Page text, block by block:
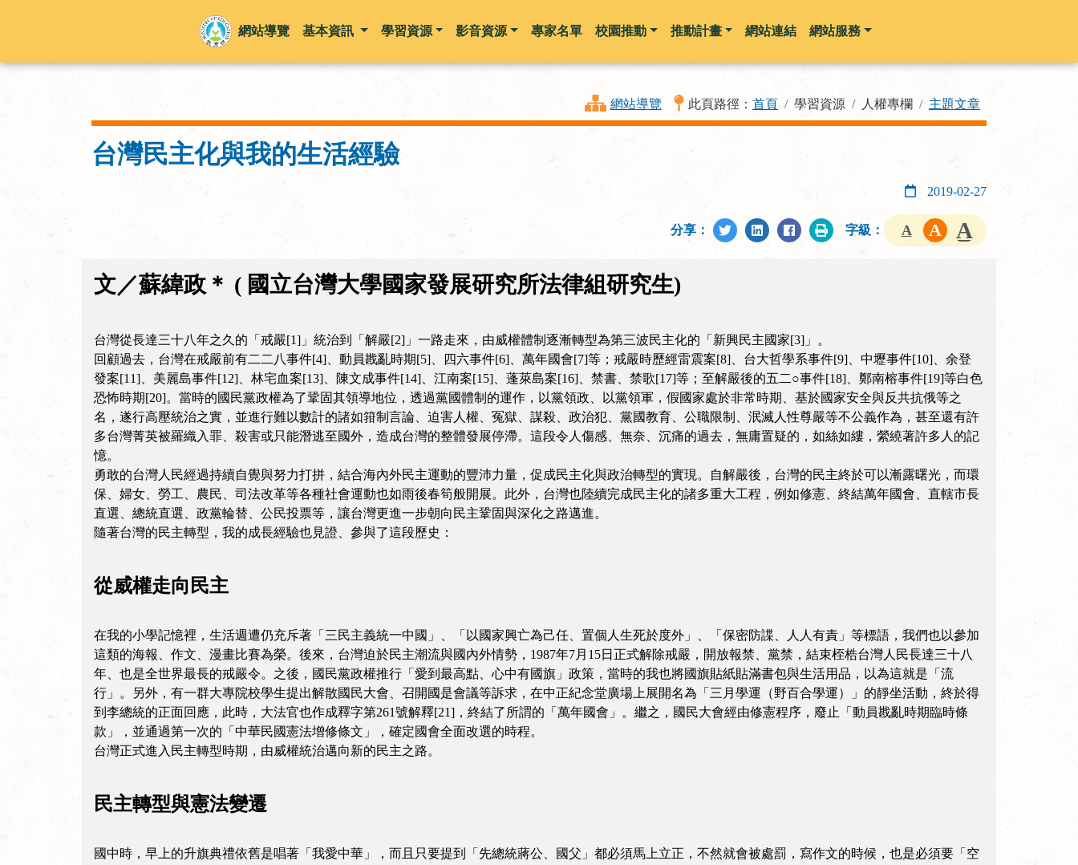
跳到主要內容
網站導覽 基本資訊 學習資源 影音資源 專家名單 校園推動 推動計畫 網站連結 網站服務
網站導覽 此頁路徑： 首頁 學習資源 人權專欄 主題文章
台灣民主化與我的生活經驗
2019-02-27
分享： 字級：
文／蘇緯政＊ ( 國立台灣大學國家發展研究所法律組研究生)
台灣從長達三十八年之久的「戒嚴[1]」統治到「解嚴[2]」一路走來，由威權體制逐漸轉型為第三波民主化的「新興民主國家[3]」。
回顧過去，台灣在戒嚴前有二二八事件[4]、動員戡亂時期[5]、四六事件[6]、萬年國會[7]等；戒嚴時歷經雷震案[8]、台大哲學系事件[9]、中壢事件[10]、余登
發案[11]、美麗島事件[12]、林宅血案[13]、陳文成事件[14]、江南案[15]、蓬萊島案[16]、禁書、禁歌[17]等；至解嚴後的五二○事件[18]、鄭南榕事件[19]等白色
恐怖時期[20]。當時的國民黨政權為了鞏固其領導地位，透過黨國體制的運作，以黨領政、以黨領軍，假國家處於非常時期、基於國家安全與反共抗俄等之
名，遂行高壓統治之實，並進行難以數計的諸如箝制言論、迫害人權、冤獄、謀殺、政治犯、黨國教育、公職限制、泯滅人性尊嚴等不公義作為，甚至還有許
多台灣菁英被羅織入罪、殺害或只能潛逃至國外，造成台灣的整體發展停滯。這段令人傷感、無奈、沉痛的過去，無庸置疑的，如絲如縷，縈繞著許多人的記
憶。
勇敢的台灣人民經過持續自覺與努力打拼，結合海內外民主運動的豐沛力量，促成民主化與政治轉型的實現。自解嚴後，台灣的民主終於可以漸露曙光，而環
保、婦女、勞工、農民、司法改革等各種社會運動也如雨後春筍般開展。此外，台灣也陸續完成民主化的諸多重大工程，例如修憲、終結萬年國會、直轄市長
直選、總統直選、政黨輪替、公民投票等，讓台灣更進一步朝向民主鞏固與深化之路邁進。
隨著台灣的民主轉型，我的成長經驗也見證、參與了這段歷史：
從威權走向民主
在我的小學記憶裡，生活週遭仍充斥著「三民主義統一中國」、「以國家興亡為己任、置個人生死於度外」、「保密防諜、人人有責」等標語，我們也以參加
這類的海報、作文、漫畫比賽為榮。後來，台灣迫於民主潮流與國內外情勢，1987年7月15日正式解除戒嚴，開放報禁、黨禁，結束桎梏台灣人民長達三十八
年、也是全世界最長的戒嚴令。之後，國民黨政權推行「愛到最高點、心中有國旗」政策，當時的我也將國旗貼紙貼滿書包與生活用品，以為這就是「流
行」。另外，有一群大專院校學生提出解散國民大會、召開國是會議等訴求，在中正紀念堂廣場上展開名為「三月學運（野百合學運）」的靜坐活動，終於得
到李總統的正面回應，此時，大法官也作成釋字第261號解釋[21]，終結了所謂的「萬年國會」。繼之，國民大會經由修憲程序，廢止「動員戡亂時期臨時條
款」，並通過第一次的「中華民國憲法增修條文」，確定國會全面改選的時程。
台灣正式進入民主轉型時期，由威權統治邁向新的民主之路。
民主轉型與憲法變遷
國中時，早上的升旗典禮依舊是唱著「我愛中華」，而且只要提到「先總統蔣公、國父」都必須馬上立正，不然就會被處罰，寫作文的時候，也是必須要「空